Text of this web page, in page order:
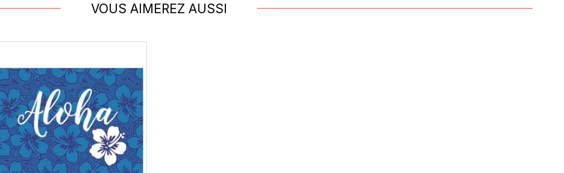
1
0
0
0
0
Conforme à mes attentes 👍🏼
VOUS AIMEREZ AUSSI